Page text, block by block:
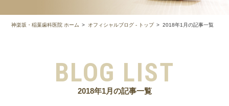
神楽坂・稲葉歯科医院 ホーム オフィシャルブログ - トップ 2018年1月の記事一覧
BLOG LIST
2018年1月の記事一覧